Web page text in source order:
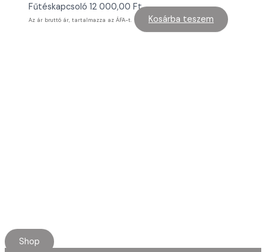
Fűtéskapcsoló 12 000,00 Ft
Az ár bruttó ár, tartalmazza az ÁFA-t. Kosárba teszem
Shop